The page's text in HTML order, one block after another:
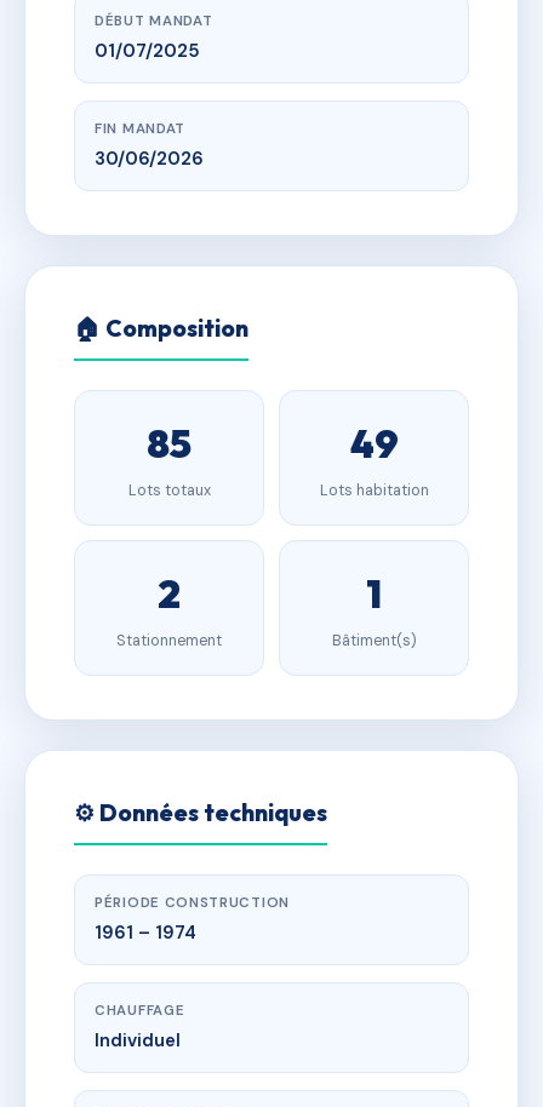
DÉBUT MANDAT
01/07/2025
FIN MANDAT
30/06/2026
🏠 Composition
85
Lots totaux
49
Lots habitation
2
Stationnement
1
Bâtiment(s)
⚙️ Données techniques
PÉRIODE CONSTRUCTION
1961 – 1974
CHAUFFAGE
Individuel